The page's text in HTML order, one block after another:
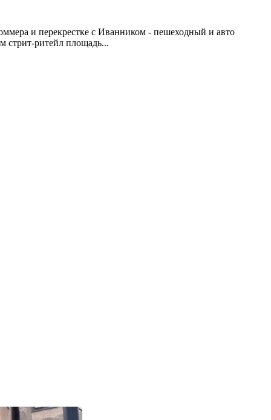
и перекрестке с Иванником - пешеходный и авто
стрит-ритейл площадь...